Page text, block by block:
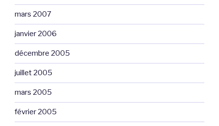
mars 2007
janvier 2006
décembre 2005
juillet 2005
mars 2005
février 2005